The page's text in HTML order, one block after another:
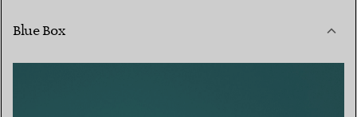
Blue Box